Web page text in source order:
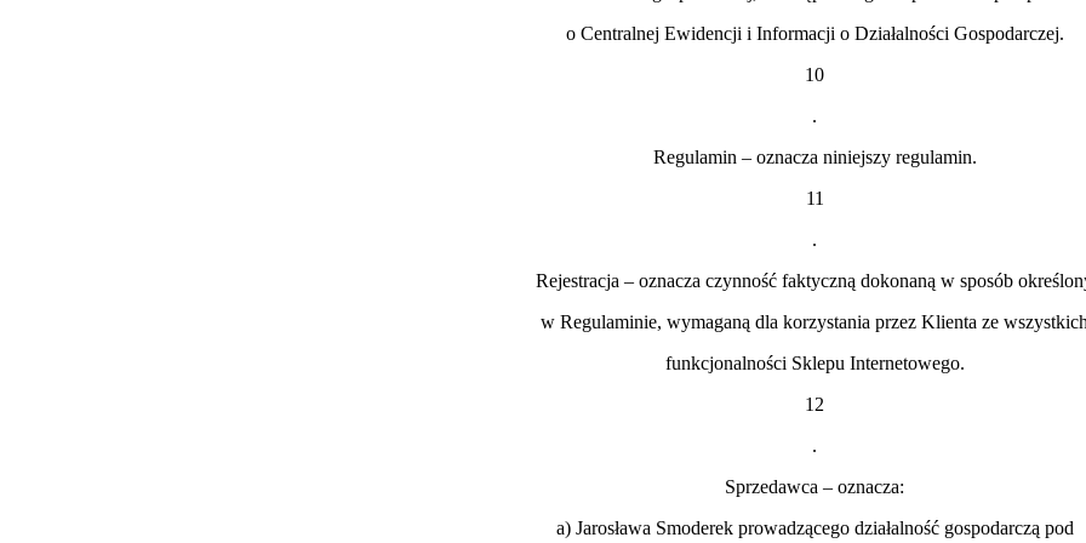
o Centralnej Ewidencji i Informacji o Działalności Gospodarczej.
10
.
Regulamin – oznacza niniejszy regulamin.
11
.
Rejestracja – oznacza czynność faktyczną dokonaną w sposób
w Regulaminie, wymaganą dla korzystania przez Klienta ze
funkcjonalności Sklepu Internetowego.
12
.
Sprzedawca – oznacza:
a) Jarosława Smoderek prowadzącego działalność gospodarczą pod